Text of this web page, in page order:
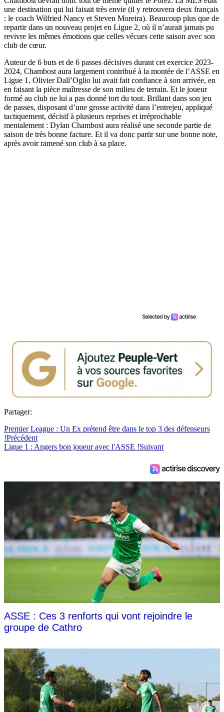
une destination qui lui faisait très envie (il y retrouvera deux français
: le coach Wilfried Nancy et Steven Moreira). Beaucoup plus que de
repartir dans un nouveau projet en Ligue 2, où il n’aurait jamais pu
revivre les mêmes émotions que celles vécues cette saison avec son
club de cœur.
Auteur de 6 buts et de 6 passes décisives durant cet exercice 2023-
2024, Chambost aura largement contribué à la montée de l’ASSE en
Ligue 1. Olivier Dall’Oglio lui avait fait confiance à son arrivée, en
en faisant la pièce maîtresse de son milieu de terrain. Et le joueur
formé au club ne lui a pas donné tort du tout. Brillant dans son jeu
de passes, disposant d’une grosse activité dans l’entrejeu, appliqué
tactiquement, décisif à plusieurs reprises et irréprochable
mentalement : Dylan Chambost aura réalisé une seconde partie de
saison de très bonne facture. Et il va donc partir sur une bonne note,
après avoir ramené son club à sa place.
Partager:
Premier League : Un Ex prétend être dans le top 3 des défenseurs
!Précédent
Ligue 1 : Angers bon joueur avec l'ASSE !Suivant
ASSE : Ces 3 renforts qui vont rejoindre le
groupe de Cathro